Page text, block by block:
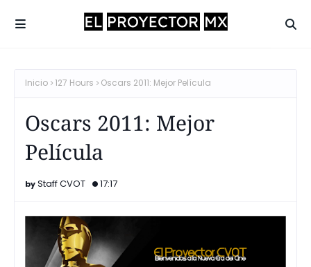
Inicio 127 Hours Oscars 2011: Mejor Película
Oscars 2011: Mejor
Película
Staff CVOT 17:17